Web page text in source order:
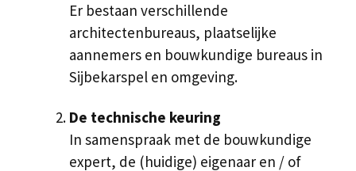
Er bestaan verschillende
architectenbureaus, plaatselijke
aannemers en bouwkundige bureaus in
Sijbekarspel en omgeving.
De technische keuring
In samenspraak met de bouwkundige
expert, de (huidige) eigenaar en / of